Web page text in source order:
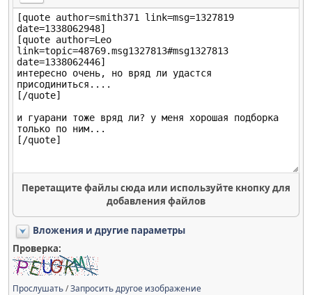
Перетащите файлы сюда или используйте кнопку для
добавления файлов
Вложения и другие параметры
Проверка:
Прослушать/Запросить другое изображение